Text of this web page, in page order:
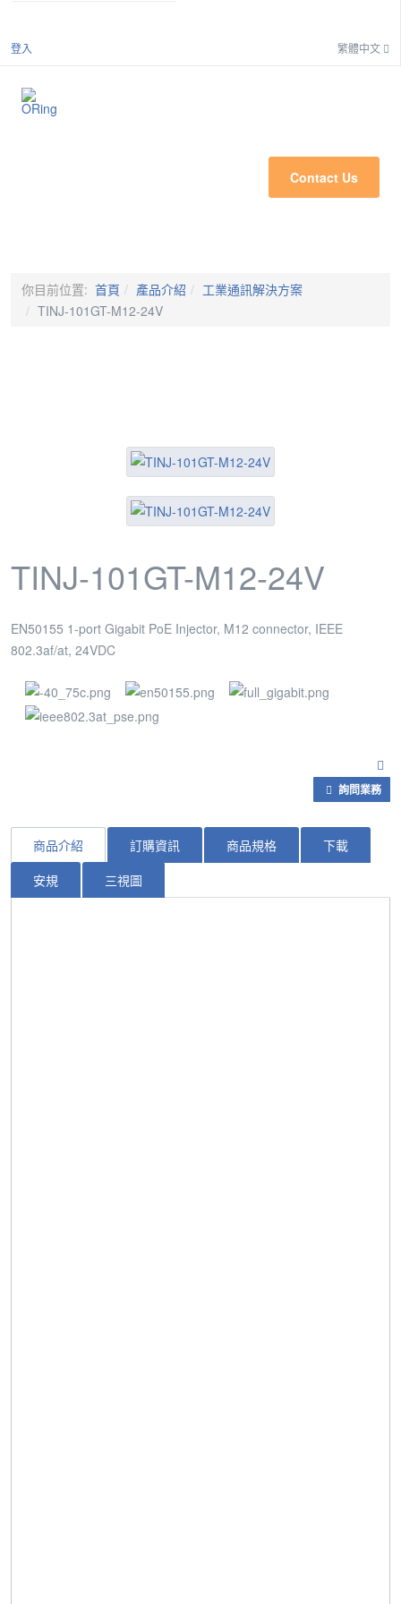
登入 繁體中文
Contact Us
你目前位置: 首頁 產品介紹
工業通訊解決方案
TINJ-101GT-M12-24V
TINJ-101GT-M12-24V
EN50155 1-port Gigabit PoE Injector, M12 connector, IEEE
802.3af/at, 24VDC
詢問業務
商品介紹 訂購資訊 商品規格
下載
安規
三視圖